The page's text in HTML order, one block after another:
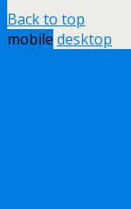
Back to top
mobile desktop